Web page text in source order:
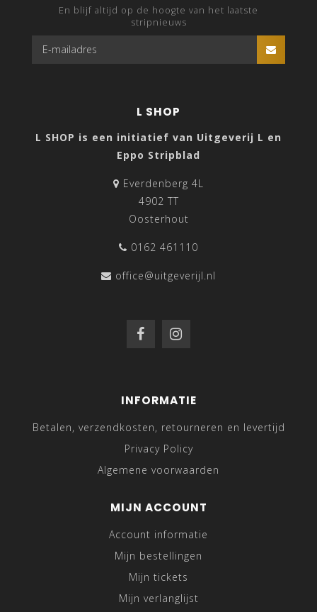
En blijf altijd op de hoogte van het laatste
stripnieuws
L SHOP
L SHOP is een initiatief van Uitgeverij L en
Eppo Stripblad
Everdenberg 4L
4902 TT
Oosterhout
0162 461110
office@uitgeverijl.nl
INFORMATIE
Betalen, verzendkosten, retourneren en levertijd
Privacy Policy
Algemene voorwaarden
MIJN ACCOUNT
Account informatie
Mijn bestellingen
Mijn tickets
Mijn verlanglijst